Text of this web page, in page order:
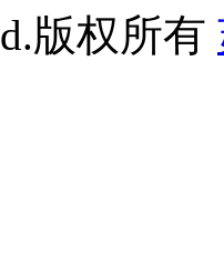
版权所有